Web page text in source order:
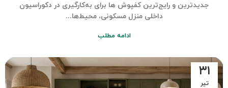
جدیدترین و رایج‌ترین کفپوش ها برای به‌کارگیری در دکوراسیون
داخلی منزل مسکونی، محیط‌ها...
ادامه مطلب
۳۱
تیر